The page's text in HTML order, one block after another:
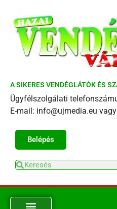
A SIKERES VENDÉGLÁTÓK ÉS
Ügyfélszolgálati
E-mail: info@ujmedia.eu vagy
Belépés